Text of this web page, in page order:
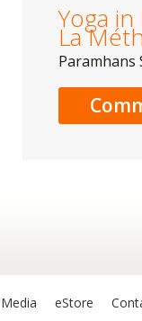
Yoga in
La
Paramhans
Media eStore